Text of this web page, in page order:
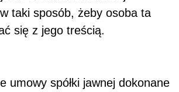
taki sposób, żeby osoba ta
się z jego treścią.
umowy spółki jawnej dokonane